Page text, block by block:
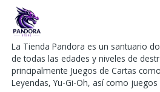
La Tienda Pandora es un santuario
de todas las edades y niveles de
principalmente Juegos de Cartas
Leyendas, Yu-Gi-Oh, así como